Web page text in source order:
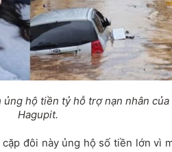
ủng hộ tiền tỷ hỗ trợ nạn nhân
Hagupit.
đôi này ủng hộ số tiền lớn vì